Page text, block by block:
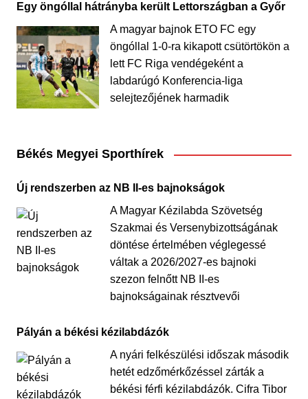
Egy öngóllal hátrányba került Lettországban a Győr
A magyar bajnok ETO FC egy
öngóllal 1-0-ra kikapott csütörtökön a
lett FC Riga vendégeként a
labdarúgó Konferencia-liga
selejtezőjének harmadik
Békés Megyei Sporthírek
Új rendszerben az NB II-es bajnokságok
A Magyar Kézilabda Szövetség
Szakmai és Versenybizottságának
döntése értelmében véglegessé
váltak a 2026/2027-es bajnoki
szezon felnőtt NB II-es
bajnokságainak résztvevői
Pályán a békési kézilabdázók
A nyári felkészülési időszak második
hetét edzőmérkőzéssel zárták a
békési férfi kézilabdázók. Cifra Tibor